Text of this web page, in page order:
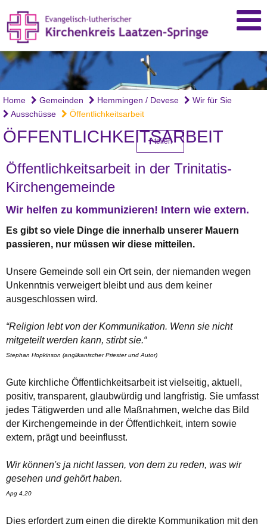
Home Gemeinden Hemmingen / Devese
Wir für Sie
Ausschüsse
Öffentlichkeitsarbeit
ÖFFENTLICHKEITSARBEIT
teilen
Öffentlichkeitsarbeit in der Trinitatis-
Kirchengemeinde
Wir helfen zu kommunizieren! Intern wie extern.
Es gibt so viele Dinge die innerhalb unserer Mauern
passieren, nur müssen wir diese mitteilen.
Unsere Gemeinde soll ein Ort sein, der niemanden wegen
Unkenntnis verweigert bleibt und aus dem keiner
ausgeschlossen wird.
“Religion lebt von der Kommunikation. Wenn sie nicht
mitgeteilt werden kann, stirbt sie.“
Stephan Hopkinson (anglikanischer Priester und Autor)
Gute kirchliche Öffentlichkeitsarbeit ist vielseitig, aktuell,
positiv, transparent, glaubwürdig und langfristig. Sie umfasst
jedes Tätigwerden und alle Maßnahmen, welche das Bild
der Kirchengemeinde in der Öffentlichkeit, intern sowie
extern, prägt und beeinflusst.
Wir können's ja nicht lassen, von dem zu reden, was wir
gesehen und gehört haben.
Apg 4,20
Dies erfordert zum einen die direkte Kommunikation mit den